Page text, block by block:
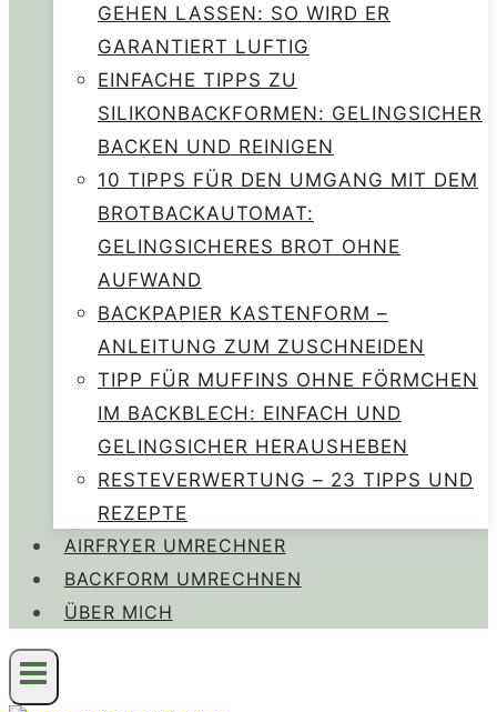
GEHEN LASSEN: SO WIRD ER
GARANTIERT LUFTIG
EINFACHE TIPPS ZU
SILIKONBACKFORMEN: GELINGSICHER
BACKEN UND REINIGEN
10 TIPPS FÜR DEN UMGANG MIT DEM
BROTBACKAUTOMAT:
GELINGSICHERES BROT OHNE
AUFWAND
BACKPAPIER KASTENFORM –
ANLEITUNG ZUM ZUSCHNEIDEN
TIPP FÜR MUFFINS OHNE FÖRMCHEN
IM BACKBLECH: EINFACH UND
GELINGSICHER HERAUSHEBEN
RESTEVERWERTUNG – 23 TIPPS UND
REZEPTE
AIRFRYER UMRECHNER
BACKFORM UMRECHNEN
ÜBER MICH